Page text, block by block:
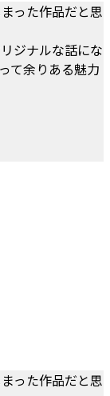
った作品だと思
ジナルな話にな
て余りある魅力
った作品だと思